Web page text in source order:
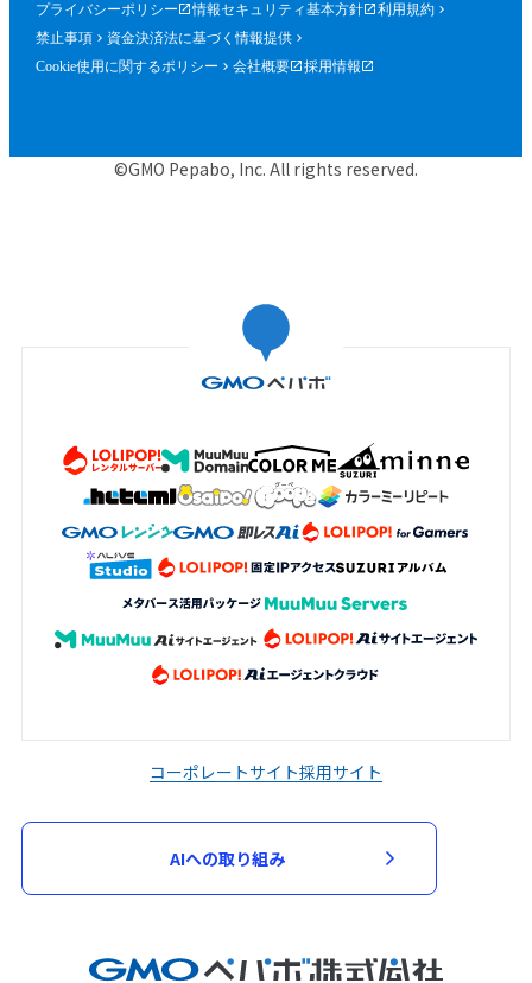
プライバシーポリシー 情報セキュリティ基本方針
利用規約
禁止事項
資金決済法に基づく情報提供
Cookie使用に関するポリシー
会社概要 採用情報
©GMO Pepabo, Inc. All rights reserved.
コーポレートサイト採用サイト
AIへの取り組み